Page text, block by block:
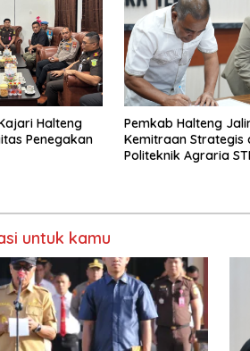
Halteng
Penegakan
Pemkab Halteng
Kemitraan Strategis
Politeknik Agraria
untuk kamu